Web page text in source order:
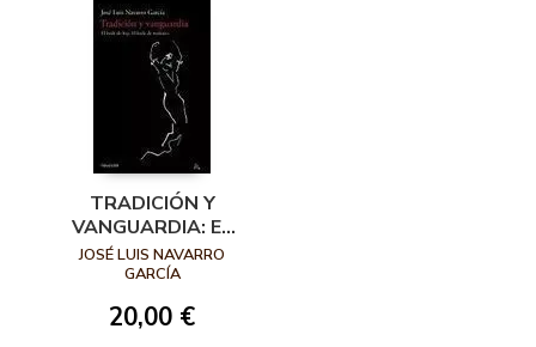
TRADICIÓN Y
VANGUARDIA: EL
BAILE DE HOY, EL
BAILE DE MAÑANA
JOSÉ LUIS NAVARRO
GARCÍA
20,00 €